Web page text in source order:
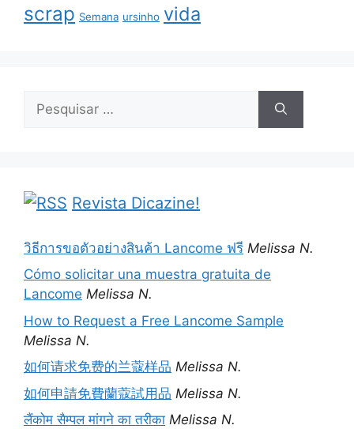
scrap Semana ursinho vida
por:
Revista Dicazine!
วิธีการขอตัวอย่างสินค้า Lancome ฟรี Melissa N.
Cómo solicitar una muestra gratuita de
Lancome Melissa N.
How to Request a Free Lancome Sample
Melissa N.
如何请求免费的兰蔻样品 Melissa N.
如何申請免費蘭蔻試用品 Melissa N.
लैंकोम सैम्पल मांगने का तरीका Melissa N.